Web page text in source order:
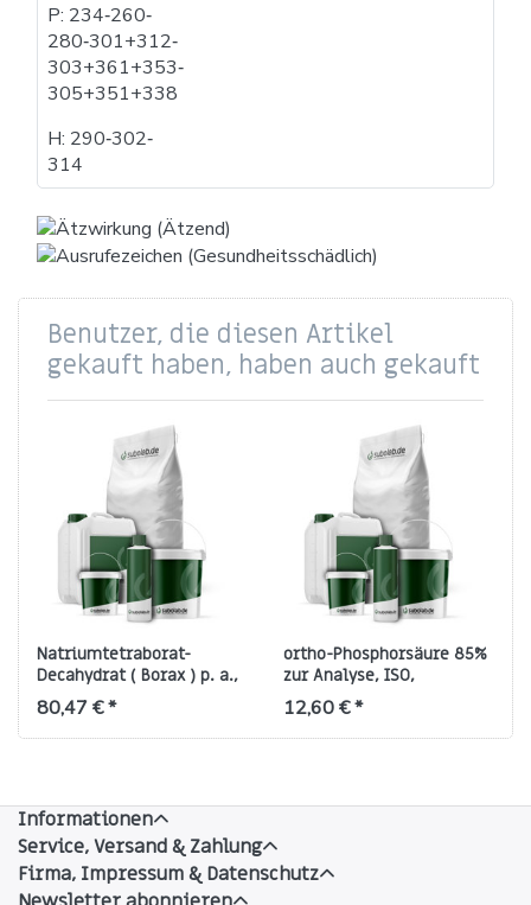
P: 234​‐​260​‐​
280​‐​301+312​‐​
303+361+353​‐​
305+351+338
H: 290​‐​302​‐​
314
Benutzer, die diesen Artikel
gekauft haben, haben auch gekauft
Natriumtetraborat-
Decahydrat ( Borax ) p. a.,
gewerbepflichtig
80,47 € *
ortho-Phosphorsäure 85%
zur Analyse, ISO,
gewerbepflichtig
12,60 € *
Informationen
Service, Versand & Zahlung
Firma, Impressum & Datenschutz